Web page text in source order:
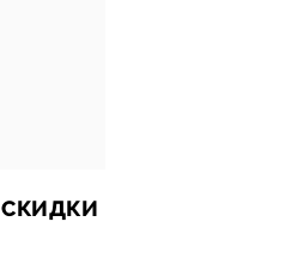
СКИДКИ